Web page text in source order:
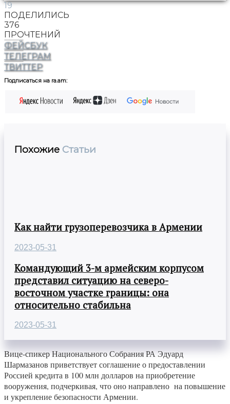
19
ПОДЕЛИЛИСЬ
376
ПРОЧТЕНИЙ
ФЕЙСБУК
ТЕЛЕГРАМ
ТВИТТЕР
Подписаться на ra.am:
Похожие Статьи
Как найти грузоперевозчика в Армении
2023-05-31
Командующий 3-м армейским корпусом
представил ситуацию на северо-
восточном участке границы: она
относительно стабильна
2023-05-31
Вице-спикер Национального Собрания РА Эдуард
Шармазанов приветствует соглашение о предоставлении
Россией кредита в 100 млн долларов на приобретение
вооружения, подчеркивая, что оно направлено на повышение
и укрепление безопасности Армении.